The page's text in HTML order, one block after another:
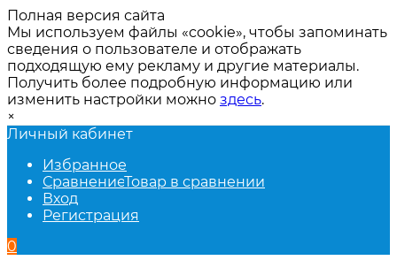
Полная версия сайта
Мы используем файлы «cookie», чтобы запоминать
сведения о пользователе и отображать
подходящую ему рекламу и другие материалы.
Получить более подробную информацию или
изменить настройки можно здесь.
×
Личный кабинет
Избранное
СравнениеТовар в сравнении
Вход
Регистрация
0